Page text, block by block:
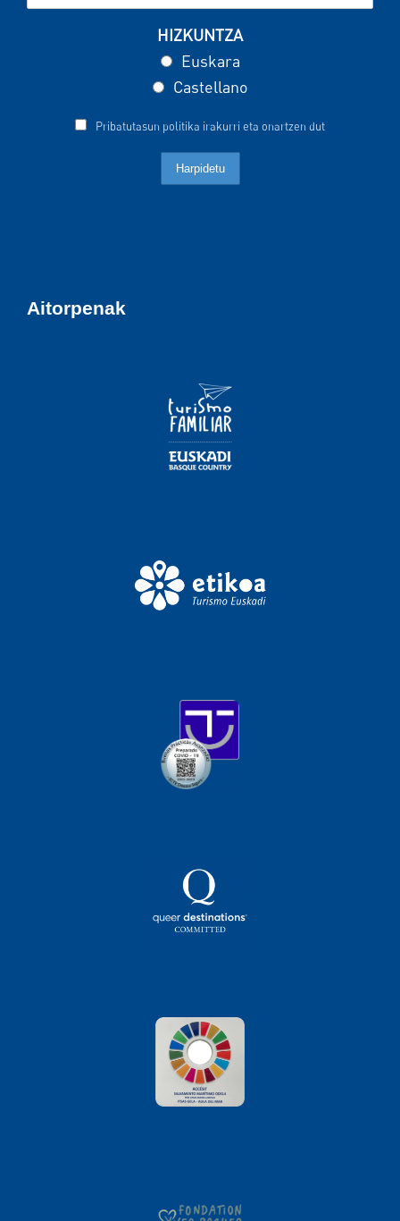
HIZKUNTZA
Euskara
Castellano
Pribatutasun politika irakurri eta onartzen dut
Aitorpenak